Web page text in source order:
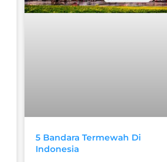
5 Bandara Termewah Di
Indonesia